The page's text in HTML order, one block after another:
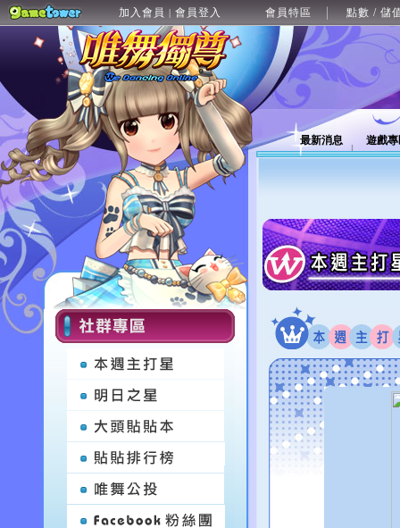
加入會員 | 會員登入 會員特區 點數 / 儲
最新消息 遊戲